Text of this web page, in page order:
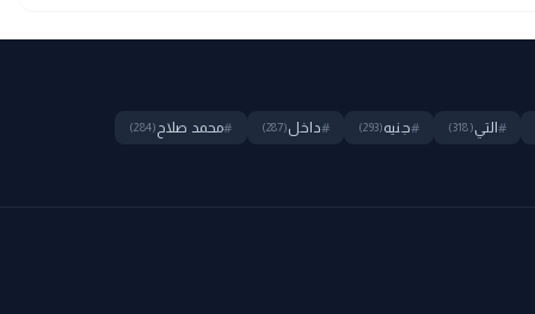
#التي(318)
#جنيه(293)
#داخل(287)
#محمد صلاح (284)